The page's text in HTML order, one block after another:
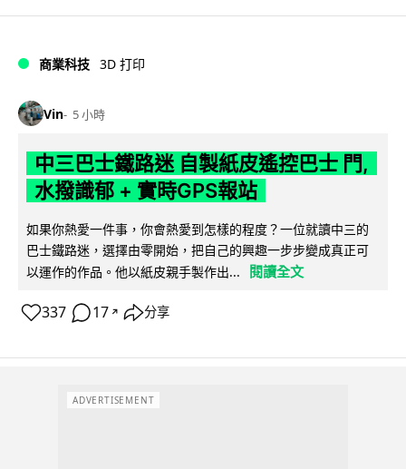
商業科技 3D 打印
Vin 5 小時
中三巴士鐵路迷 自製紙皮遙控巴士 門,
水撥識郁 + 實時GPS報站
如果你熱愛一件事，你會熱愛到怎樣的程度？一位就讀中三的
巴士鐵路迷，選擇由零開始，把自己的興趣一步步變成真正可
以運作的作品。他以紙皮親手製作出...
閱讀全文
337 17 ↗ 分享
ADVERTISEMENT